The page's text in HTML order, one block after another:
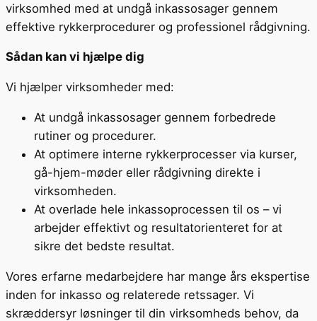
virksomhed med at undgå inkassosager gennem
effektive rykkerprocedurer og professionel rådgivning.
Sådan kan vi hjælpe dig
Vi hjælper virksomheder med:
At undgå inkassosager gennem forbedrede
rutiner og procedurer.
At optimere interne rykkerprocesser via kurser,
gå-hjem-møder eller rådgivning direkte i
virksomheden.
At overlade hele inkassoprocessen til os – vi
arbejder effektivt og resultatorienteret for at
sikre det bedste resultat.
Vores erfarne medarbejdere har mange års ekspertise
inden for inkasso og relaterede retssager. Vi
skræddersyr løsninger til din virksomheds behov, da